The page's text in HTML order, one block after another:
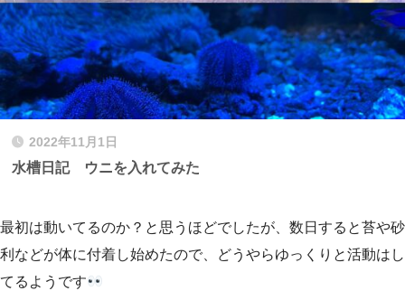
2022年11月1日
水槽日記 ウニを入れてみた
最初は動いてるのか？と思うほどでしたが、数日すると苔や砂
利などが体に付着し始めたので、どうやらゆっくりと活動はし
てるようです